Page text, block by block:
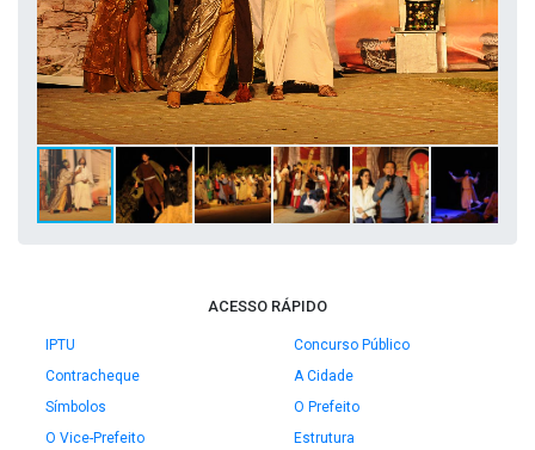
ACESSO RÁPIDO
IPTU
Concurso Público
Contracheque
A Cidade
Símbolos
O Prefeito
O Vice-Prefeito
Estrutura